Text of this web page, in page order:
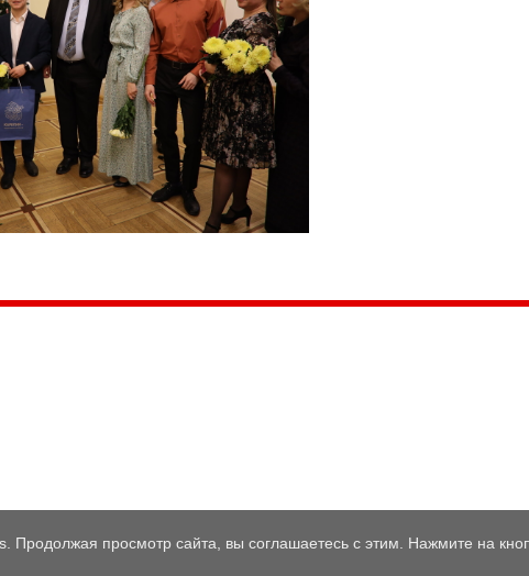
Продолжая просмотр сайта, вы соглашаетесь с этим. Нажмите на